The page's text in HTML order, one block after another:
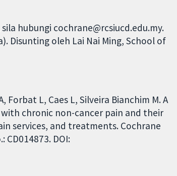
hubungi cochrane@rcsiucd.edu.my.
Disunting oleh Lai Nai Ming, School of
Forbat L, Caes L, Silveira Bianchim M. A
chronic non-cancer pain and their
services, and treatments. Cochrane
CD014873. DOI: